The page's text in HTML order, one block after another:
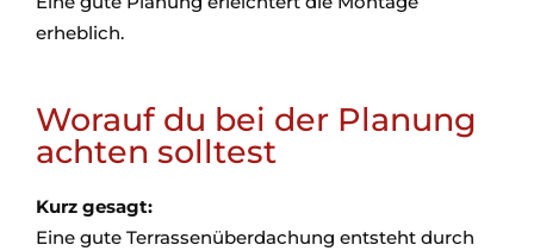
erheblich.
Worauf du bei der Planung
achten solltest
Kurz gesagt:
Eine gute Terrassenüberdachung entsteht durch